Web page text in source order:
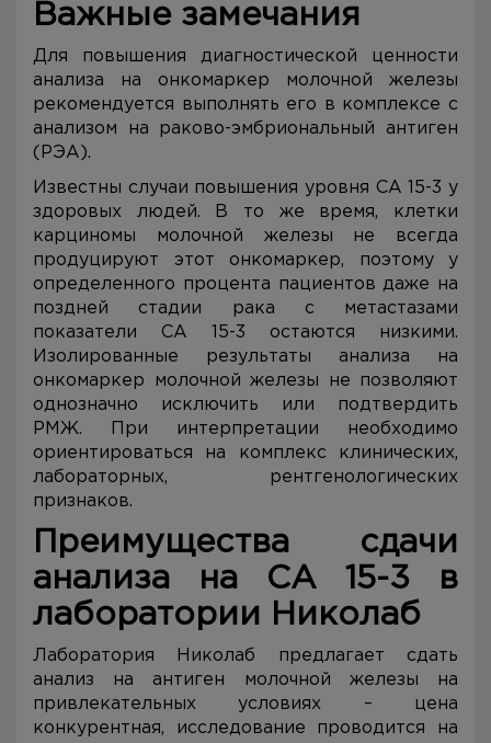
Важные замечания
Для повышения диагностической ценности
анализа на онкомаркер молочной железы
рекомендуется выполнять его в комплексе с
анализом на раково-эмбриональный антиген
(РЭА).
Известны случаи повышения уровня CA 15-3 у
здоровых людей. В то же время, клетки
карциномы молочной железы не всегда
продуцируют этот онкомаркер, поэтому у
определенного процента пациентов даже на
поздней стадии рака с метастазами
показатели CA 15-3 остаются низкими.
Изолированные результаты анализа на
онкомаркер молочной железы не позволяют
однозначно исключить или подтвердить
РМЖ. При интерпретации необходимо
ориентироваться на комплекс клинических,
лабораторных, рентгенологических
признаков.
Преимущества сдачи
анализа на CA 15-3 в
лаборатории Николаб
Лаборатория Николаб предлагает сдать
анализ на антиген молочной железы на
привлекательных условиях – цена
конкурентная, исследование проводится на